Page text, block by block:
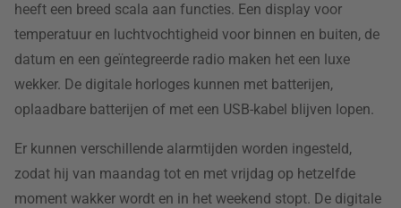
heeft een breed scala aan functies. Een display voor
temperatuur en luchtvochtigheid voor binnen en buiten, de
datum en een geïntegreerde radio maken het een luxe
wekker. De digitale horloges kunnen met batterijen,
oplaadbare batterijen of met een USB-kabel blijven lopen.
Er kunnen verschillende alarmtijden worden ingesteld,
zodat hij van maandag tot en met vrijdag op hetzelfde
moment wakker wordt en in het weekend stopt. De digitale